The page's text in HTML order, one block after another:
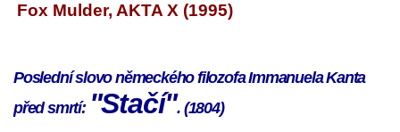
Fox Mulder, AKTA X (1995)
Poslední slovo německého filozofa Immanuela Kanta
před smrtí: "Stačí". (1804)